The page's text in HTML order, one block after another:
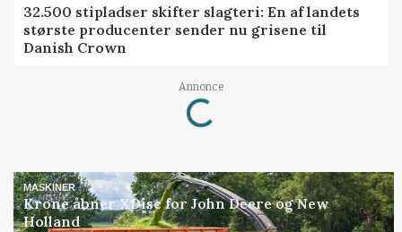
32.500 stipladser skifter slagteri: En af landets
største producenter sender nu grisene til
Danish Crown
Annonce
Loading...
MASKINER
Krone åbner XDisc for John Deere og New
Holland